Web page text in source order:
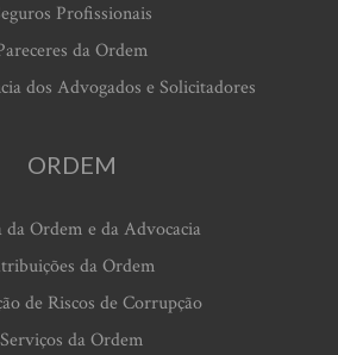
Profissionais
da Ordem
dos Advogados e Solicitadores
ORDEM
Ordem e da Advocacia
da Ordem
de Riscos de Corrupção
Serviços da Ordem